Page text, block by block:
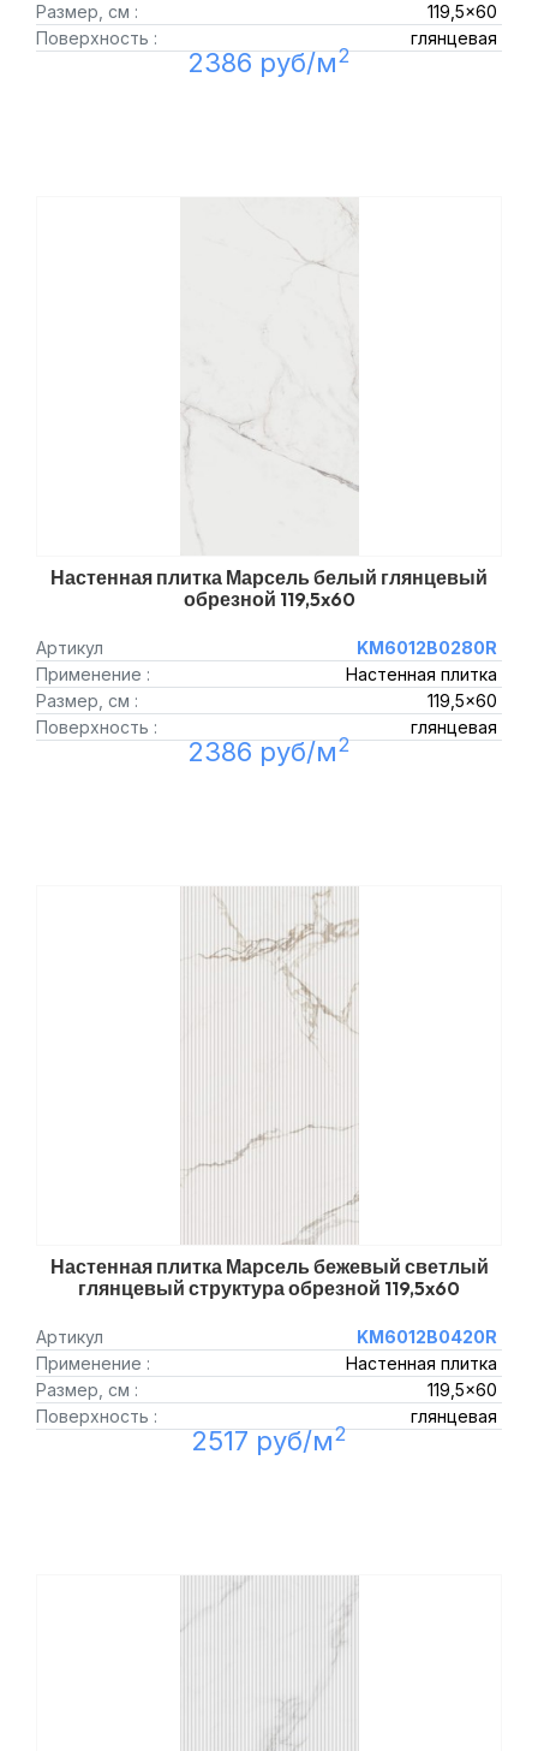
Размер, см :
119,5x60
Поверхность :
глянцевая
2386 руб/м2
Настенная плитка Марсель белый глянцевый
обрезной 119,5x60
Артикул
KM6012B0280R
Применение :
Настенная плитка
Размер, см :
119,5x60
Поверхность :
глянцевая
2386 руб/м2
Настенная плитка Марсель бежевый светлый
глянцевый структура обрезной 119,5x60
Артикул
KM6012B0420R
Применение :
Настенная плитка
Размер, см :
119,5x60
Поверхность :
глянцевая
2517 руб/м2